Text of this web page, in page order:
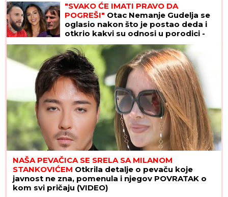
"SVAKO ĆE IMATI PRAVO DA
POGREŠI" Otac Nemanje Gudelja se
oglasio nakon što je postao deda i
otkrio kakvi su odnosi u porodici -
sad je sve jasno
NAŠA PEVAČICA SE SRELA SA MILANOM
STANKOVIĆEM Otkrila detalje o pevaču koje
javnost ne zna, pomenula i njegov POVRATAK o
kom svi pričaju (VIDEO)